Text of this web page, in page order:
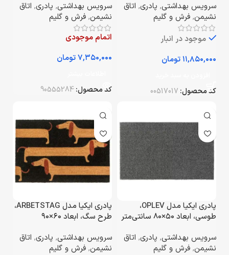
سرویس بهداشتی, پادری, اتاق
نشیمن, فرش و گلیم
موجود در انبار
تومان
کد محصول: 00517017
سرویس بهداشتی, پادری, اتاق
نشیمن, فرش و گلیم
اتمام موجودی
تومان
کد محصول:90555284
پادری ایکیا مدل OPLEV،
طوسی، ابعاد ۵۰×۸۰ سانتی‌متر
سرویس بهداشتی, پادری, اتاق
نشیمن, فرش و گلیم
پادری ایکیا مدل ARBETSTAG،
طرح سگ، ابعاد ۶۰×۹۰
سرویس بهداشتی, پادری, اتاق
نشیمن, فرش و گلیم